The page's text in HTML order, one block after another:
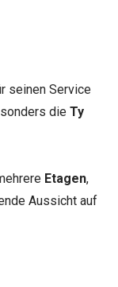
seinen Service
die Ty
Etagen,
Aussicht auf